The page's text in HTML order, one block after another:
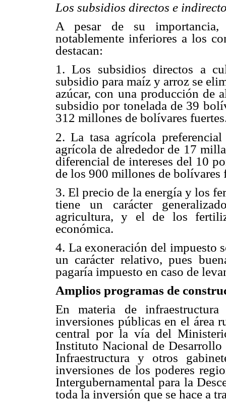
Los subsidios directos e
A pesar de su importancia,
notablemente inferiores a los
destacan:
1. Los subsidios directos a
subsidio para maíz y arroz se
azúcar, con una producción de
subsidio por tonelada de 39
312 millones de bolívares
2. La tasa agrícola
agrícola de alrededor de 17
diferencial de intereses del 10
de los 900 millones de bolívares
3. El precio de la energía y los
tiene un carácter
agricultura, y el de los
económica.
4. La exoneración del impuesto
un carácter relativo, pues
pagaría impuesto en caso de
Amplios programas de
En materia de
inversiones públicas en el área
central por la vía del
Instituto Nacional de
Infraestructura y otros
inversiones de los poderes
Intergubernamental para la
toda la inversión que se hace a